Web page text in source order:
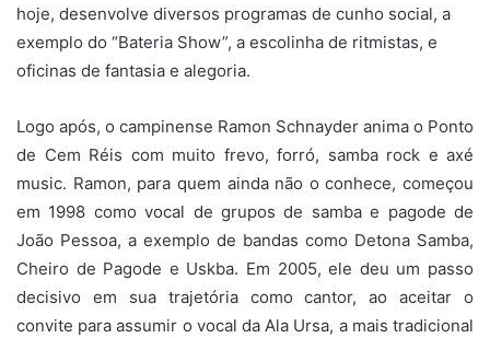
hoje, desenvolve diversos programas de cunho social, a
exemplo do “Bateria Show”, a escolinha de ritmistas, e
oficinas de fantasia e alegoria.
Logo após, o campinense Ramon Schnayder anima o Ponto
de Cem Réis com muito frevo, forró, samba rock e axé
music. Ramon, para quem ainda não o conhece, começou
em 1998 como vocal de grupos de samba e pagode de
João Pessoa, a exemplo de bandas como Detona Samba,
Cheiro de Pagode e Uskba. Em 2005, ele deu um passo
decisivo em sua trajetória como cantor, ao aceitar o
convite para assumir o vocal da Ala Ursa, a mais tradicional